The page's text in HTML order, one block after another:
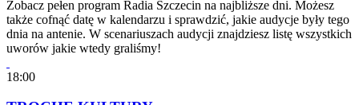
Zobacz pełen program Radia Szczecin na najbliższe dni. Możesz
także cofnąć datę w kalendarzu i sprawdzić, jakie audycje były tego
dnia na antenie. W scenariuszach audycji znajdziesz listę wszystkich
uworów jakie wtedy graliśmy!
18:00